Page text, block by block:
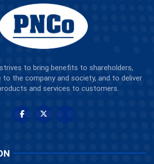
to bring benefits to shareholders,
to the company and society, and to deliver
and services to customers.